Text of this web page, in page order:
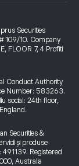
Securities
109/10. Company
FLOOR 7, 4 Profiti
Conduct Authority
Number: 583263.
social: 24th floor,
Securities &
și produse
491139. Registered
Australia